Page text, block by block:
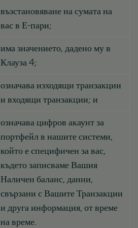
възстановяване на сумата на
вас в Е-пари;
има значението, дадено му в
Клауза 4;
означава изходящи транзакции
и входящи транзакции; и
означава цифров акаунт за
портфейл в нашите системи,
който е специфичен за вас,
където записваме Вашия
Наличен баланс, данни,
свързани с Вашите Транзакции
и друга информация, от време
на време.